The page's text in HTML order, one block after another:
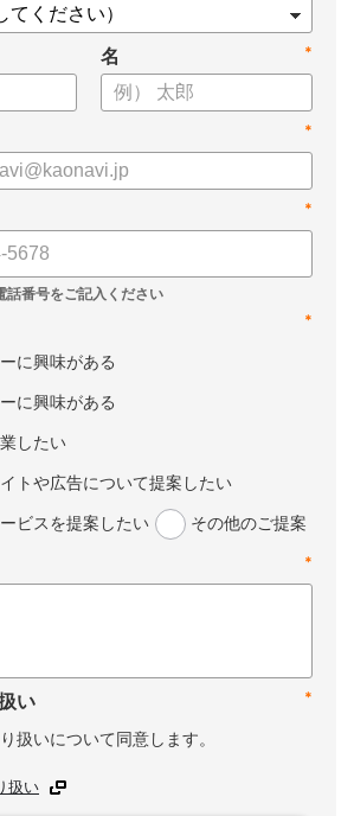
*
名
*
*
*
に興味がある
に興味がある
したい
トや広告について提案したい
ビスを提案したい
その他のご提案
*
*
い
扱いについて同意します。
扱い